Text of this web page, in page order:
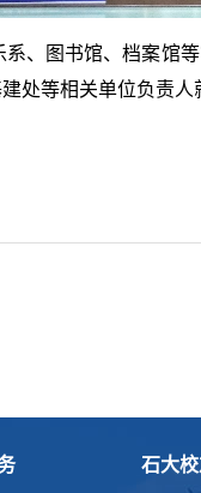
、图书馆、档案馆
处等相关单位负责人
石大